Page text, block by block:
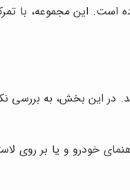
است. این مجموعه، با
در این بخش، به بررسی
خودرو و یا بر روی